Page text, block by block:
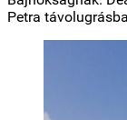
Petra